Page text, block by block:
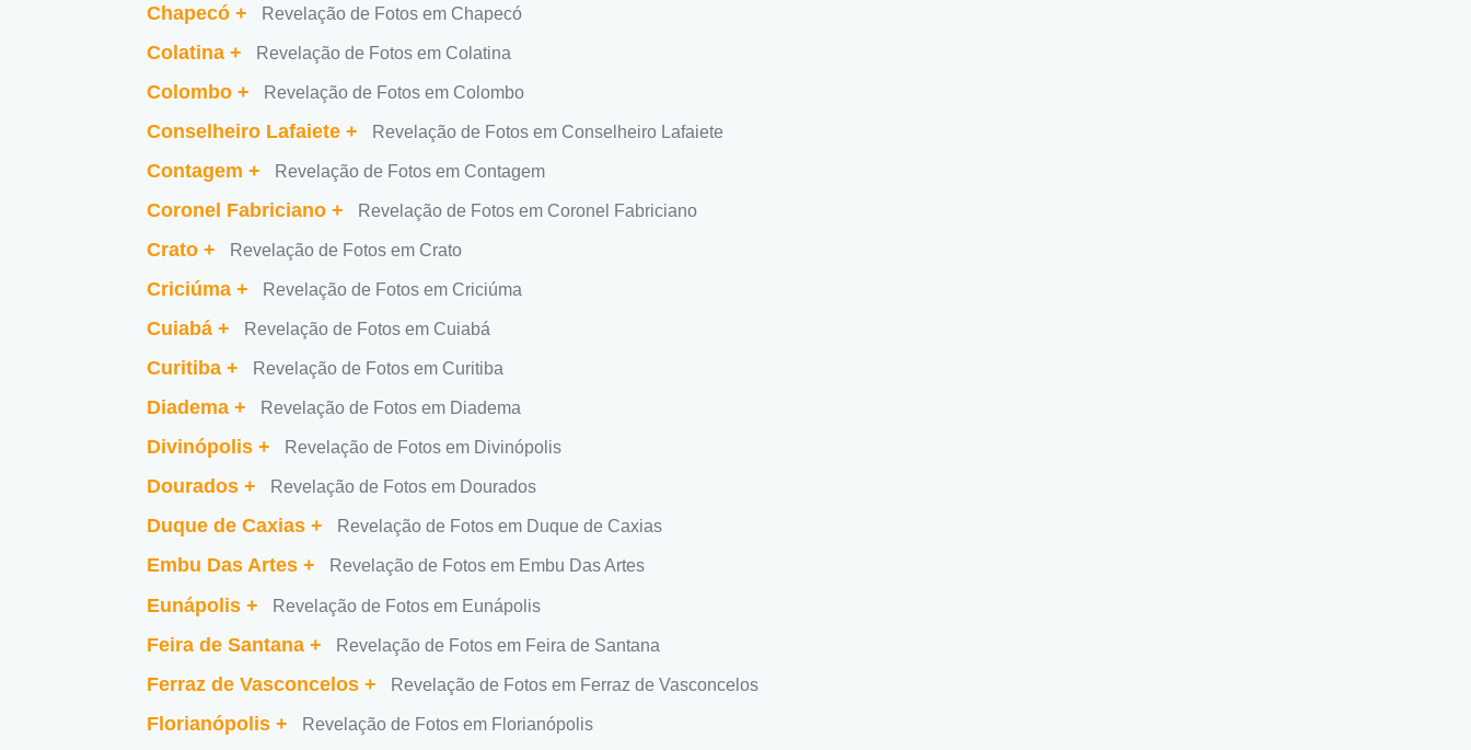
Chapecó + Revelação de Fotos em Chapecó
Colatina + Revelação de Fotos em Colatina
Colombo + Revelação de Fotos em Colombo
Conselheiro Lafaiete + Revelação de Fotos em Conselheiro Lafaiete
Contagem + Revelação de Fotos em Contagem
Coronel Fabriciano + Revelação de Fotos em Coronel Fabriciano
Crato + Revelação de Fotos em Crato
Criciúma + Revelação de Fotos em Criciúma
Cuiabá + Revelação de Fotos em Cuiabá
Curitiba + Revelação de Fotos em Curitiba
Diadema + Revelação de Fotos em Diadema
Divinópolis + Revelação de Fotos em Divinópolis
Dourados + Revelação de Fotos em Dourados
Duque de Caxias + Revelação de Fotos em Duque de Caxias
Embu Das Artes + Revelação de Fotos em Embu Das Artes
Eunápolis + Revelação de Fotos em Eunápolis
Feira de Santana + Revelação de Fotos em Feira de Santana
Ferraz de Vasconcelos + Revelação de Fotos em Ferraz de Vasconcelos
Florianópolis + Revelação de Fotos em Florianópolis